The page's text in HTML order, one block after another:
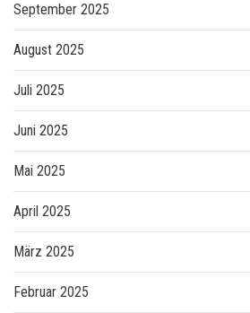
September 2025
August 2025
Juli 2025
Juni 2025
Mai 2025
April 2025
März 2025
Februar 2025